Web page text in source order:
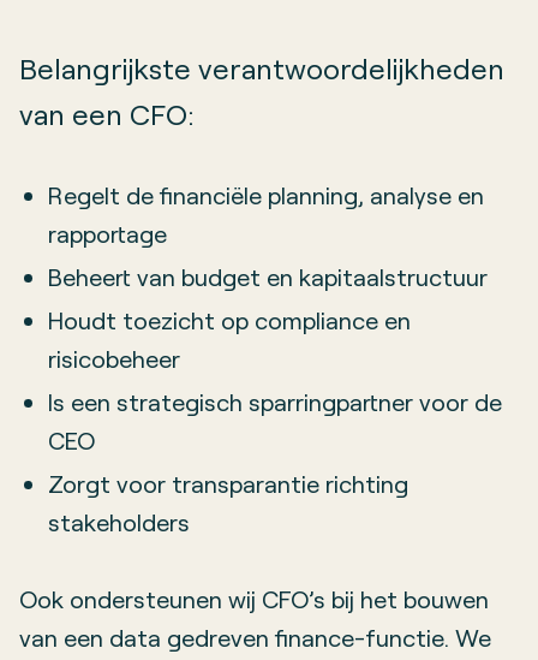
Belangrijkste verantwoordelijkheden
van een CFO:
Regelt de financiële planning, analyse en
rapportage
Beheert van budget en kapitaalstructuur
Houdt toezicht op compliance en
risicobeheer
Is een strategisch sparringpartner voor de
CEO
Zorgt voor transparantie richting
stakeholders
Ook ondersteunen wij CFO’s bij het bouwen
van een data gedreven finance-functie. We